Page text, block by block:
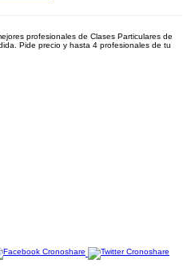
profesionales de Clases Particulares de
Pide precio y hasta 4 profesionales de tu